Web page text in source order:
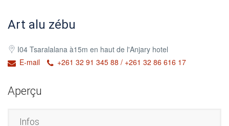
Art alu zébu
I04 Tsaralalana à15m en haut de l'Anjary hotel
E-mail
+261 32 91 345 88 / +261 32 86 616 17
Aperçu
Infos